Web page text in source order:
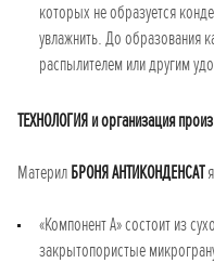
которых не образуется
увлажнить. До образования
распылителем или другим
ТЕХНОЛОГИЯ и организация
МатерилБРОНЯ АНТИКОНДЕНСАТ
«Компонент А» состоит из
закрытопористые